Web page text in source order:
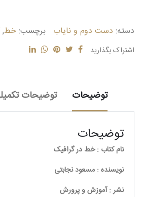
دسته: دست دوم و نایاب برچسب:خط,
اشتراک بگذارید
توضیحات توضیحات
توضیحات
نام کتاب : خط در گرافیک
نویسنده : مسعود نجابتی
نشر : آموزش و پرورش